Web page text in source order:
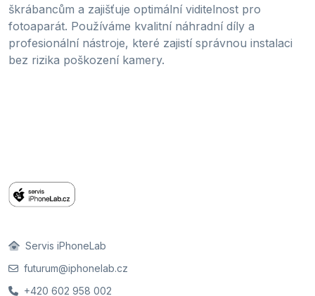
škrábancům a zajišťuje optimální viditelnost pro
fotoaparát. Používáme kvalitní náhradní díly a
profesionální nástroje, které zajistí správnou instalaci
bez rizika poškození kamery.
Servis iPhoneLab
futurum@iphonelab.cz
+420 602 958 002